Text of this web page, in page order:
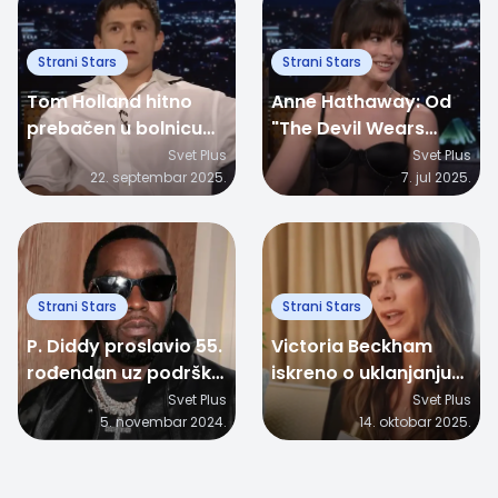
Strani Stars
Tom Holland hitno
prebačen u bolnicu
nakon nezgode na
snimanju
Svet Plus
22. septembar 2025.
Strani Stars
Anne Hathaway: Od
"The Devil Wears
Prada" do holivudske
ikone
Svet Plus
7. jul 2025.
Strani Stars
P. Diddy proslavio 55.
rođendan uz podršku
porodice, uprkos
teškoj situaciji!
Svet Plus
5. novembar 2024.
Strani Stars
Victoria Beckham
iskreno o uklanjanju
silikona: "Ne znam
gde su te grudi
Svet Plus
14. oktobar 2025.